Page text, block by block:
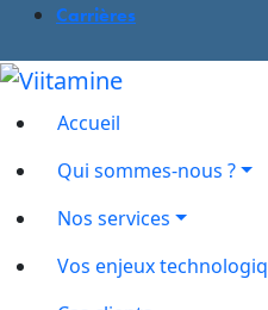
Carrières
Accueil
Qui sommes-nous ?
Nos services
Vos enjeux